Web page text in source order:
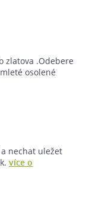
zlatova .Odebere
osolené
nechat uležet
více o